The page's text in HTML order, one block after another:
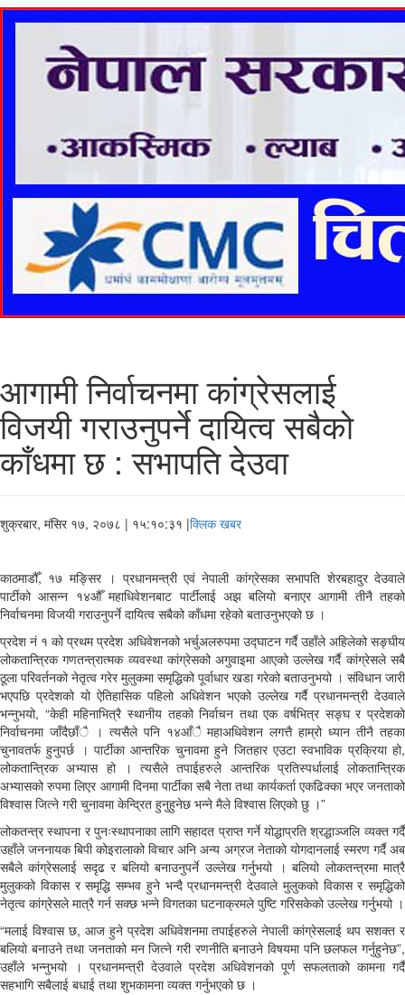
आगामी निर्वाचनमा कांग्रेसलाई
विजयी गराउनुपर्ने दायित्व सबैको
काँधमा छ : सभापति देउवा
शुक्रबार, मंसिर १७, २०७८ | १५:१०:३१ |क्लिक खबर
काठमाडौँ, १७ मङ्सिर । प्रधानमन्त्री एवं नेपाली कांग्रेसका सभापति शेरबहादुर देउवाले
पार्टीको आसन्न १४औँ महाधिवेशनबाट पार्टीलाई अझ बलियो बनाएर आगामी तीनै तहको
निर्वाचनमा विजयी गराउनुपर्ने दायित्व सबैको काँधमा रहेको बताउनुभएको छ ।
प्रदेश नं १ को प्रथम प्रदेश अधिवेशनको भर्चुअलरुपमा उद्घाटन गर्दै उहाँले अहिलेको सङ्घीय
लोकतान्त्रिक गणतन्त्रात्मक व्यवस्था कांग्रेसको अगुवाइमा आएको उल्लेख गर्दै कांग्रेसले सबै
ठूला परिवर्तनको नेतृत्व गरेर मुलुकमा समृद्धिको पूर्वाधार खडा गरेको बताउनुभयो । संविधान जारी
भएपछि प्रदेशको यो ऐतिहासिक पहिलो अधिवेशन भएको उल्लेख गर्दै प्रधानमन्त्री देउवाले
भन्नुभयो, “केही महिनाभित्रै स्थानीय तहको निर्वाचन तथा एक वर्षभित्र सङ्घ र प्रदेशको
निर्वाचनमा जाँदैछाँै । त्यसैले पनि १४आँै महाअधिवेशन लगत्तै हाम्रो ध्यान तीनै तहका
चुनावतर्फ हुनुपर्छ । पार्टीका आन्तरिक चुनावमा हुने जितहार एउटा स्वभाविक प्रक्रिया हो,
लोकतान्त्रिक अभ्यास हो । त्यसैले तपाईहरुले आन्तरिक प्रतिस्पर्धालाई लोकतान्त्रिक
अभ्यासको रुपमा लिएर आगामी दिनमा पार्टीका सबै नेता तथा कार्यकर्ता एकढिक्का भएर जनताको
विश्वास जित्ने गरी चुनावमा केन्द्रित हुनुहुनेछ भन्ने मैले विश्वास लिएको छु ।”
लोकतन्त्र स्थापना र पुनःस्थापनाका लागि सहादत प्राप्त गर्ने योद्धाप्रति श्रद्धाञ्जलि व्यक्त गर्दै
उहाँले जननायक बिपी कोइरालाको विचार अनि अन्य अग्रज नेताको योगदानलाई स्मरण गर्दै अब
सबैले कांग्रेसलाई सदृढ र बलियो बनाउनुपर्ने उल्लेख गर्नुभयो । बलियो लोकतन्त्रमा मात्रै
मुलुकको विकास र समृद्धि सम्भव हुने भन्दै प्रधानमन्त्री देउवाले मुलुकको विकास र समृद्धिको
नेतृत्व कांग्रेसले मात्रै गर्न सक्छ भन्ने विगतका घटनाक्रमले पुष्टि गरिसकेको उल्लेख गर्नुभयो ।
“मलाई विश्वास छ, आज हुने प्रदेश अधिवेशनमा तपाईहरुले नेपाली कांग्रेसलाई थप सशक्त र
बलियो बनाउने तथा जनताको मन जित्ने गरी रणनीति बनाउने विषयमा पनि छलफल गर्नुहुनेछ”,
उहाँले भन्नुभयो । प्रधानमन्त्री देउवाले प्रदेश अधिवेशनको पूर्ण सफलताको कामना गर्दै
सहभागि सबैलाई बधाई तथा शुभकामना व्यक्त गर्नुभएको छ ।